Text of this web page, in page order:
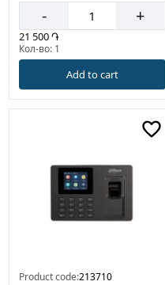
- +
21 500 ֏
Кол-во: 1
Add to cart
Product code:213710